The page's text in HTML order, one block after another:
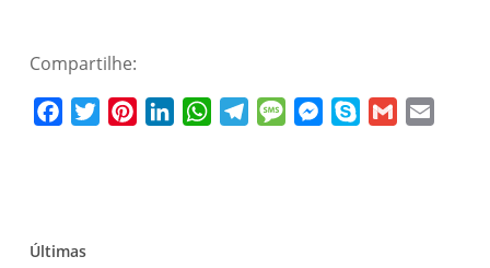
Compartilhe:
FacebookTwitterPinterestLinkedInWhatsAppTelegramMessageMessenger
Skype Gmail
Últimas